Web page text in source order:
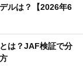
ルは？【2026年6
は？JAF検証で分